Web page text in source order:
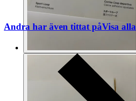
Andra har även tittat påVisa alla